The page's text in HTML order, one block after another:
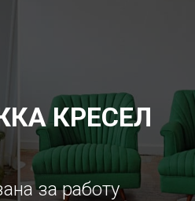
КРЕСЕЛ
за работу